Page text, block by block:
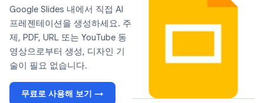
Google Slides 내에서 직접 AI
프레젠테이션을 생성하세요. 주
제, PDF, URL 또는 YouTube 동
영상으로부터 생성, 디자인 기
술이 필요 없습니다.
무료로 사용해 보기 →